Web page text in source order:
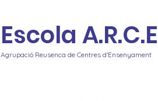
Escola A.R.C.E
Agrupació Reusenca de Centres d'Ensenyament